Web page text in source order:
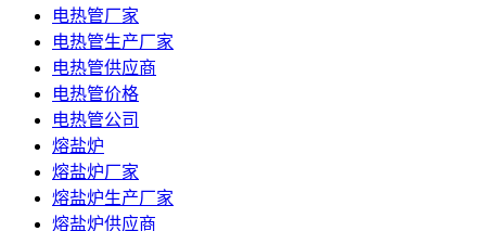
电热管厂家
电热管生产厂家
电热管供应商
电热管价格
电热管公司
熔盐炉
熔盐炉厂家
熔盐炉生产厂家
熔盐炉供应商